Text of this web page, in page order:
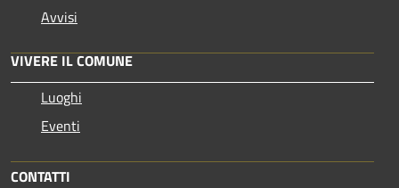
Avvisi
VIVERE IL COMUNE
Luoghi
Eventi
CONTATTI